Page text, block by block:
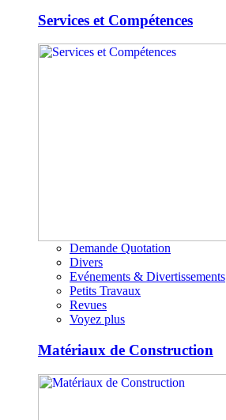
Services et Compétences
Demande Quotation
Divers
Evénements & Divertissements
Petits Travaux
Revues
Voyez plus
Matériaux de Construction